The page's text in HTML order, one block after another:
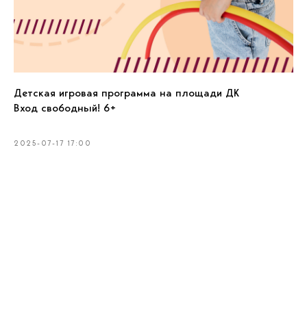
Детская игровая программа на площади ДК
Вход свободный! 6+
2025-07-17 17:00